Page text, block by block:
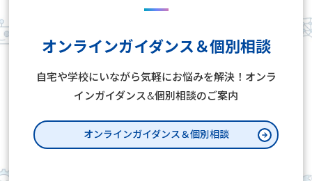
オンラインガイダンス＆個別相談
自宅や学校にいながら気軽にお悩みを解決！オンラ
インガイダンス&個別相談のご案内
オンラインガイダンス＆個別相談